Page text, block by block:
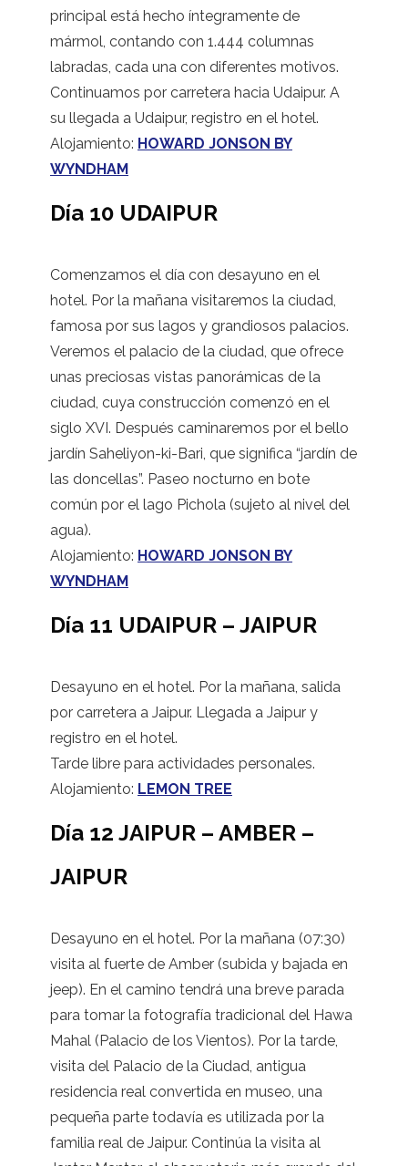
principal está hecho íntegramente de
mármol, contando con 1.444 columnas
labradas, cada una con diferentes motivos.
Continuamos por carretera hacia Udaipur. A
su llegada a Udaipur, registro en el hotel.
Alojamiento: HOWARD JONSON BY
WYNDHAM
Día 10 UDAIPUR
Comenzamos el día con desayuno en el
hotel. Por la mañana visitaremos la ciudad,
famosa por sus lagos y grandiosos palacios.
Veremos el palacio de la ciudad, que ofrece
unas preciosas vistas panorámicas de la
ciudad, cuya construcción comenzó en el
siglo XVI. Después caminaremos por el bello
jardín Saheliyon-ki-Bari, que significa “jardín de
las doncellas”. Paseo nocturno en bote
común por el lago Pichola (sujeto al nivel del
agua).
Alojamiento: HOWARD JONSON BY
WYNDHAM
Día 11 UDAIPUR – JAIPUR
Desayuno en el hotel. Por la mañana, salida
por carretera a Jaipur. Llegada a Jaipur y
registro en el hotel.
Tarde libre para actividades personales.
Alojamiento: LEMON TREE
Día 12 JAIPUR – AMBER –
JAIPUR
Desayuno en el hotel. Por la mañana (07:30)
visita al fuerte de Amber (subida y bajada en
jeep). En el camino tendrá una breve parada
para tomar la fotografía tradicional del Hawa
Mahal (Palacio de los Vientos). Por la tarde,
visita del Palacio de la Ciudad, antigua
residencia real convertida en museo, una
pequeña parte todavía es utilizada por la
familia real de Jaipur. Continúa la visita al